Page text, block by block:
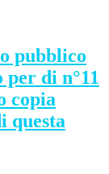
pubblico
di n°11
copia
questa